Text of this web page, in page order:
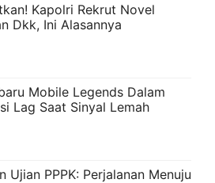
Kapolri Rekrut Novel
Dkk, Ini Alasannya
Mobile Legends Dalam
Lag Saat Sinyal Lemah
Ujian PPPK: Perjalanan Menuju